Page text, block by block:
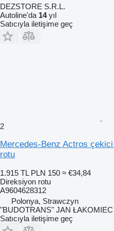
DEZSTORE S.R.L.
Autoline'da 14yıl
Satıcıyla iletişime geç
2
Mercedes-Benz Actros
rotu
1.915 TL PLN 150 ≈ €34,84
Direksiyon rotu
A9604628312
Polonya, Strawczyn
"BUDOTRANS" JAN ŁAKOMIEC
Satıcıyla iletişime geç